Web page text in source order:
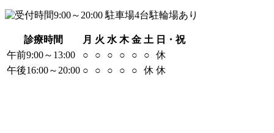
診療時間 月 火 水 木 金 土 日・祝
午前9:00～13:00
○ ○ ○ ○ ○ ○
休
午後16:00～20:00 ○ ○ ○ ○ ○ 休 休